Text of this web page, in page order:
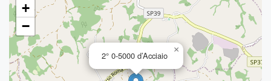
2° 0-5000 d’Acciaio
×
+
−